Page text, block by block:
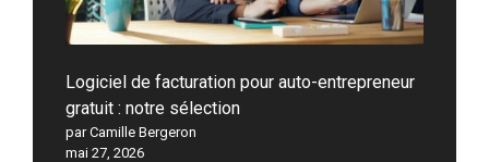
Logiciel de facturation pour auto-entrepreneur
gratuit : notre sélection
par Camille Bergeron
mai 27, 2026